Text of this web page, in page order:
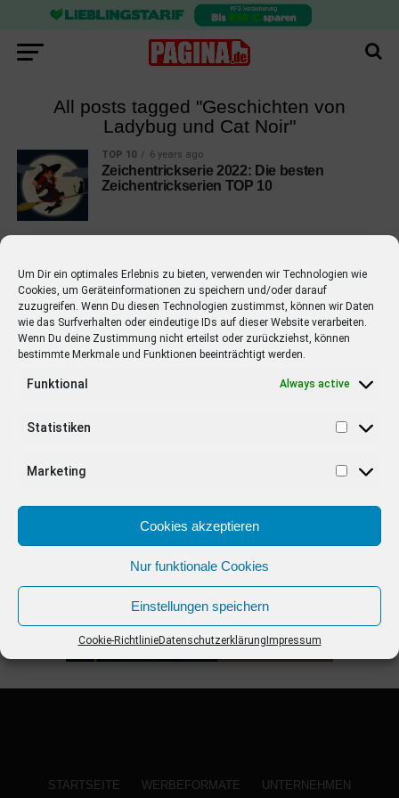
Um Dir ein optimales Erlebnis zu bieten, verwenden wir Technologien wie
Cookies, um Geräteinformationen zu speichern und/oder darauf
zuzugreifen. Wenn Du diesen Technologien zustimmst, können wir Daten
wie das Surfverhalten oder eindeutige IDs auf dieser Website verarbeiten.
Wenn Du deine Zustimmung nicht erteilst oder zurückziehst, können
bestimmte Merkmale und Funktionen beeinträchtigt werden.
Funktional Always active
Statistiken
Marketing
Cookies akzeptieren
Nur funktionale Cookies
Einstellungen speichern
Cookie-RichtlinieDatenschutzerklärung Impressum
All posts tagged "Geschichten von
Ladybug und Cat Noir"
TOP 10 6 years ago
Zeichentrickserie 2022: Die besten
Zeichentrickserien TOP 10
EMPFOHLEN
STARS 4 years ago
Barbara Schöneberger Moderatorin
STARTSEITE WERBEFORMATE UNTERNEHMEN